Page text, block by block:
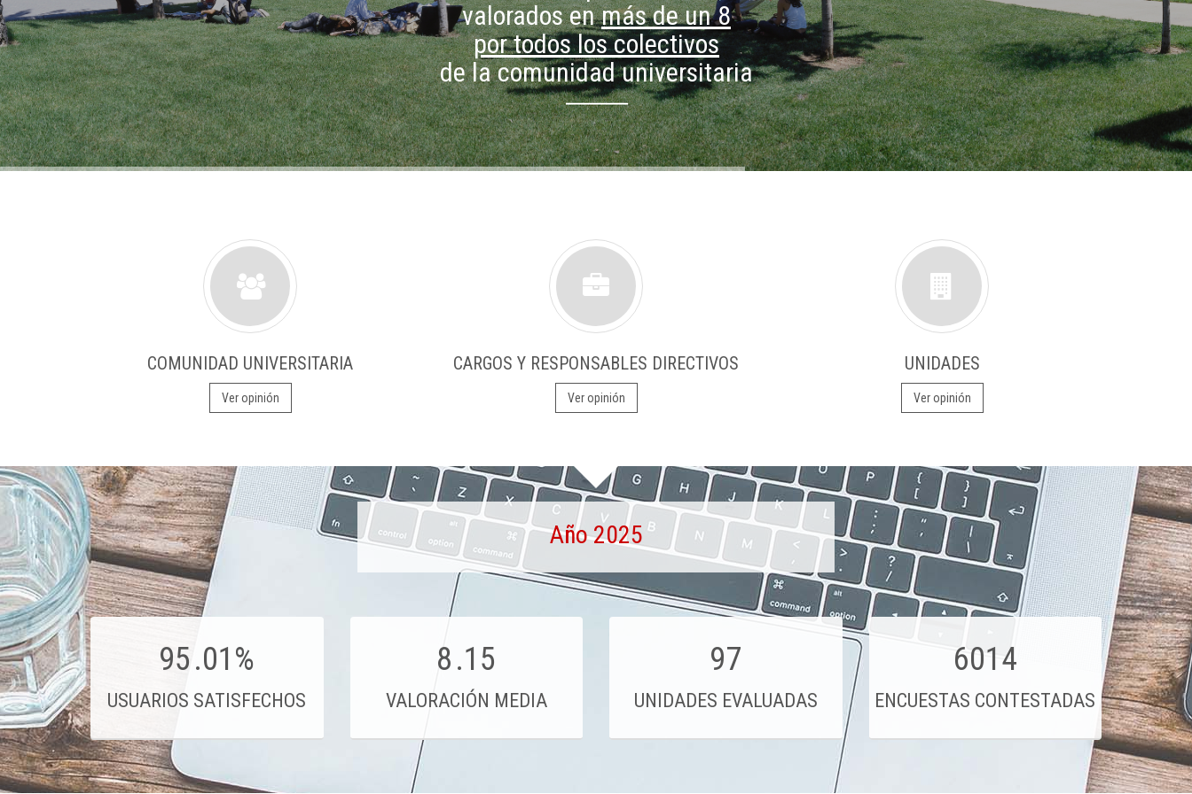
valorados enmás de un 8
por todos los colectivos
de la comunidad universitaria
COMUNIDAD UNIVERSITARIA
Ver opinión
CARGOS Y RESPONSABLES DIRECTIVOS
Ver opinión
UNIDADES
Ver opinión
Año 2025
95.01%
USUARIOS SATISFECHOS
8.15
VALORACIÓN MEDIA
97
UNIDADES EVALUADAS
6014
ENCUESTAS CONTESTADAS